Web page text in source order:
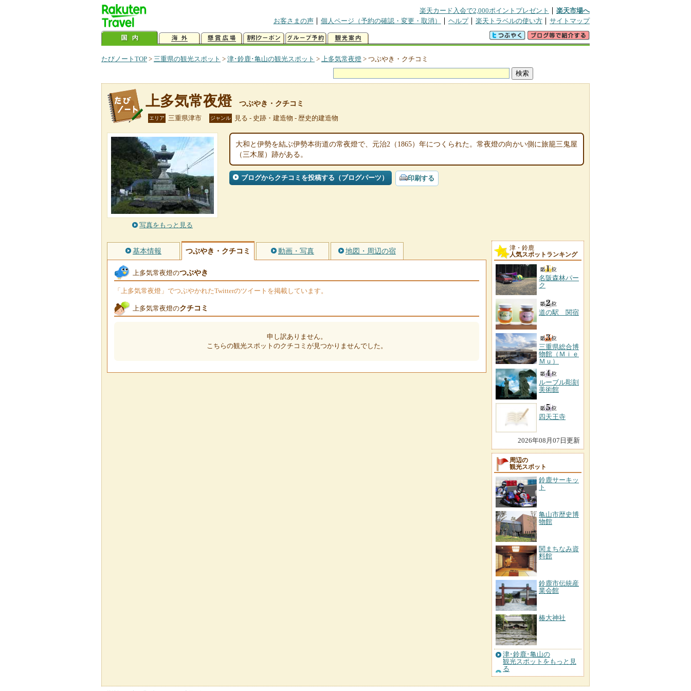
楽天カード入会で2,000ポイントプレゼント
楽天市場へ
お客さまの声
個人ページ（予約の確認・変更・取消） ヘルプ 楽天トラベルの使い方 サイトマップ
たびノートTOP > 三重県の観光スポット > 津･鈴鹿･亀山の観光スポット > 上多気常夜燈 > つぶやき・クチコミ
上多気常夜燈 つぶやき・クチコミ
エリア 三重県津市 ジャンル 見る - 史跡・建造物 - 歴史的建造物
写真をもっと見る
大和と伊勢を結ぶ伊勢本街道の常夜燈で、元治2（1865）年につくられた。常夜燈の向かい側に旅籠三鬼屋
（三木屋）跡がある。
ブログからクチコミを投稿する（ブログパーツ） 印刷する
基本情報 つぶやき・クチコミ 動画・写真 地図・周辺の宿
上多気常夜燈のつぶやき
「上多気常夜燈」でつぶやかれたTwitterのツイートを掲載しています。
上多気常夜燈のクチコミ
申し訳ありません。
こちらの観光スポットのクチコミが見つかりませんでした。
津・鈴鹿
人気スポットランキング
名阪森林パー
ク
道の駅 関宿
三重県総合博
物館（Ｍｉｅ
Ｍｕ）
ルーブル彫刻
美術館
四天王寺
2026年08月07日更新
周辺の
観光スポット
鈴鹿サーキッ
ト
亀山市歴史博
物館
関まちなみ資
料館
鈴鹿市伝統産
業会館
椿大神社
津･鈴鹿･亀山の
観光スポットをもっと見
る